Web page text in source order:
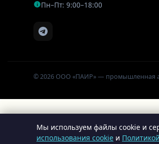
Пн–Пт: 9:00–18:00
© 2026 ООО «ПАИР» — промышленная
Мы используем файлы cookie и
использования cookie и